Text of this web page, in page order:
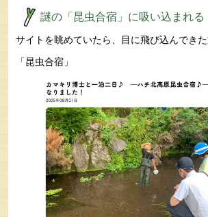
謎の「昆虫合宿」に吸い込まれる
サイトを眺めていたら、目に飛び込んできた
「昆虫合宿」